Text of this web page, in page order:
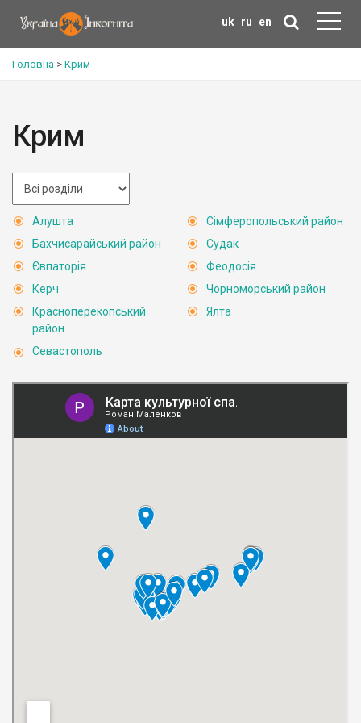
uk ru en
Головна > Крим
Крим
Алушта
Бахчисарайський район
Євпаторія
Керч
Красноперекопський
район
Севастополь
Сімферопольський район
Судак
Феодосія
Чорноморський район
Ялта